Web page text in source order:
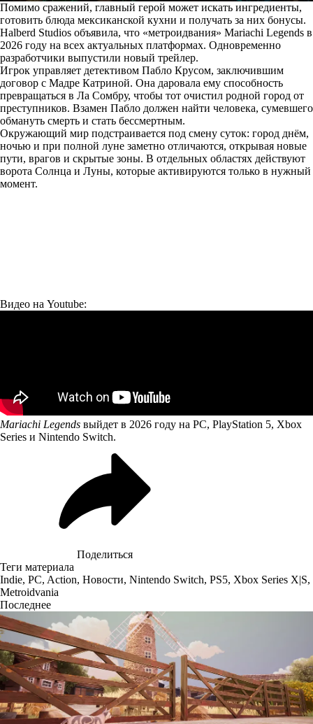
Помимо сражений, главный герой может искать ингредиенты,
готовить блюда мексиканской кухни и получать за них бонусы.
Halberd Studios объявила, что «метроидвания» Mariachi Legends в
2026 году на всех актуальных платформах. Одновременно
разработчики выпустили новый трейлер.
Игрок управляет детективом Пабло Крусом, заключившим
договор с Мадре Катриной. Она даровала ему способность
превращаться в Ла Сомбру, чтобы тот очистил родной город от
преступников. Взамен Пабло должен найти человека, сумевшего
обмануть смерть и стать бессмертным.
Окружающий мир подстраивается под смену суток: город днём,
ночью и при полной луне заметно отличаются, открывая новые
пути, врагов и скрытые зоны. В отдельных областях действуют
ворота Солнца и Луны, которые активируются только в нужный
момент.
Видео на Youtube:
Mariachi Legends выйдет в 2026 году на PC, PlayStation 5, Xbox
Series и Nintendo Switch.
Поделиться
Теги материала
Indie, PC, Action, Новости, Nintendo Switch, PS5, Xbox Series X|S,
Metroidvania
Последнее